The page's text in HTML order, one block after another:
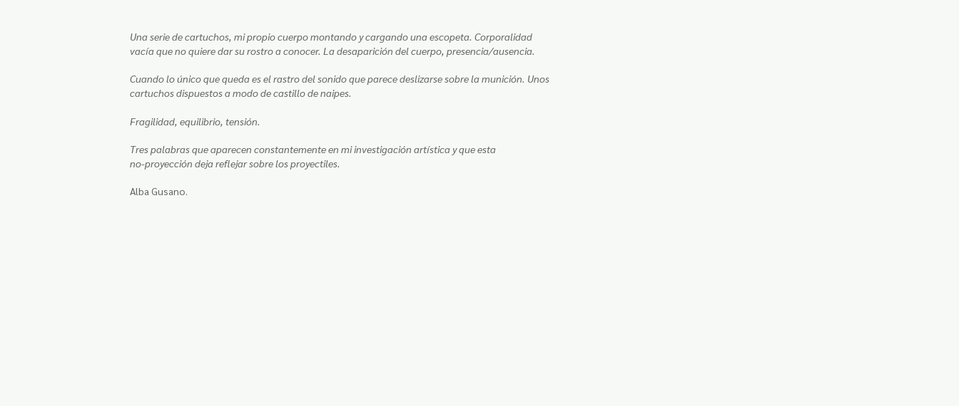
Una serie de cartuchos, mi propio cuerpo montando y cargando una escopeta. Corporalidad
vacía que no quiere dar su rostro a conocer. La desaparición del cuerpo, presencia/ausencia.
Cuando lo único que queda es el rastro del sonido que parece deslizarse sobre la munición. Unos
cartuchos dispuestos a modo de castillo de naipes.
Fragilidad, equilibrio, tensión.
Tres palabras que aparecen constantemente en mi investigación artística y que esta
no-proyección deja reflejar sobre los proyectiles.
Alba Gusano.